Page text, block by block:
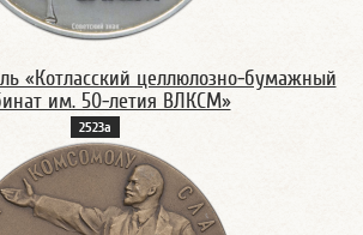
«Котласский целлюлозно-бумажный
им. 50-летия ВЛКСМ»
2523а